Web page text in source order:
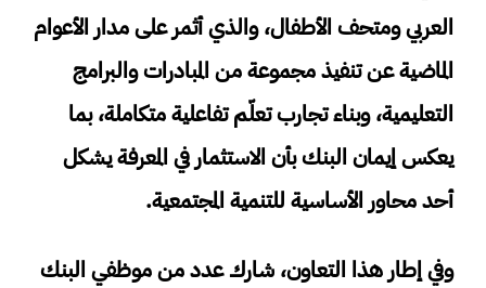
العربي ومتحف الأطفال، والذي أثمر على مدار الأعوام
الماضية عن تنفيذ مجموعة من المبادرات والبرامج
التعليمية، وبناء تجارب تعلّم تفاعلية متكاملة، بما
يعكس إيمان البنك بأن الاستثمار في المعرفة يشكل
أحد محاور الأساسية للتنمية المجتمعية.
وفي إطار هذا التعاون، شارك عدد من موظفي البنك